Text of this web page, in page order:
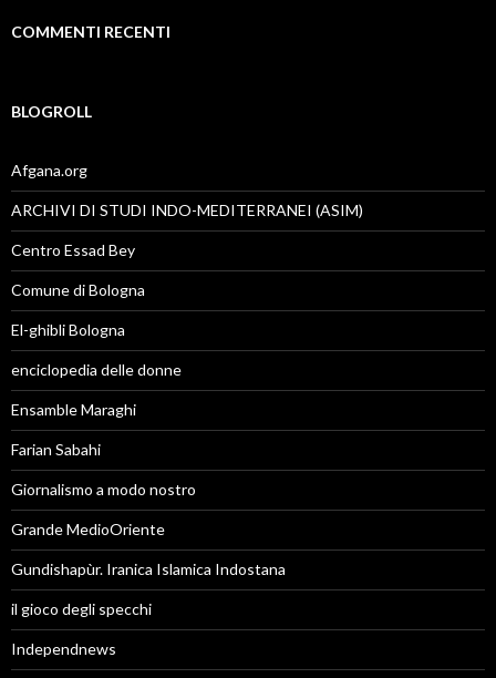
COMMENTI RECENTI
BLOGROLL
Afgana.org
ARCHIVI DI STUDI INDO-MEDITERRANEI (ASIM)
Centro Essad Bey
Comune di Bologna
El-ghibli Bologna
enciclopedia delle donne
Ensamble Maraghi
Farian Sabahi
Giornalismo a modo nostro
Grande MedioOriente
Gundishapùr. Iranica Islamica Indostana
il gioco degli specchi
Independnews